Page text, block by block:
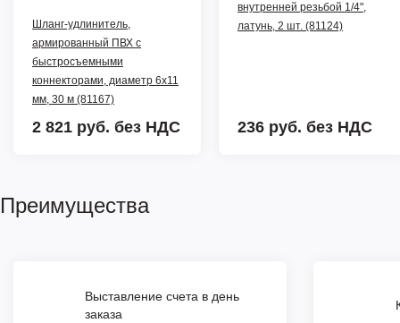
Шланг-удлинитель,
армированный ПВХ с
быстросъемными
коннекторами, диаметр 6х11
мм, 30 м (81167)
2 821 руб. без НДС
внутренней резьбой 1/4",
латунь, 2 шт. (81124)
236 руб. без НДС
Преимущества
Выставление счета в день
заказа